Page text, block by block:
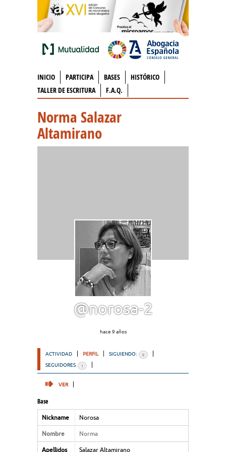
INICIO PARTICIPA BASES
HISTÓRICO
TALLER DE ESCRITURA
F.A.Q.
Norma Salazar
Altamirano
@norosa-2
hace 9 años
ACTIVIDAD PERFIL SIGUIENDO: 0
SEGUIDORES 1
VER
Base
Nickname Norosa
Nombre Norma
Apellidos Salazar Altamirano